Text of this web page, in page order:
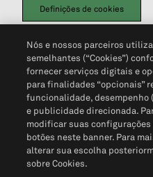
Definições de cookies
Política de PrivacidadePortal de
Não Venda Minhas Informações
Nós e nossos parceiros
semelhantes (“Cookies”)
fornecer serviços digitais e
para finalidades “opcionais”
funcionalidade, desempenho
e publicidade direcionada.
modificar suas
botões neste banner. Para
alterar sua escolha
sobre Cookies.